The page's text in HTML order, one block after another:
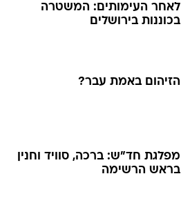
לאחר העימותים: המשטרה
בכוננות בירושלים
הזיהום באמת עבר?
מפלגת חד"ש: ברכה, סוויד וחנין
בראש הרשימה